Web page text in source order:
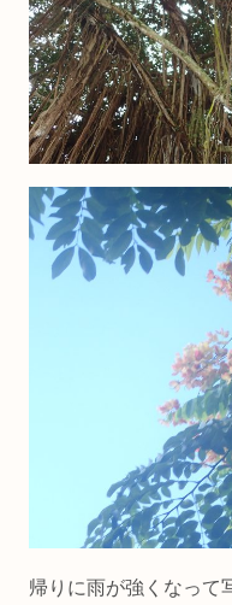
帰りに雨が強くなって